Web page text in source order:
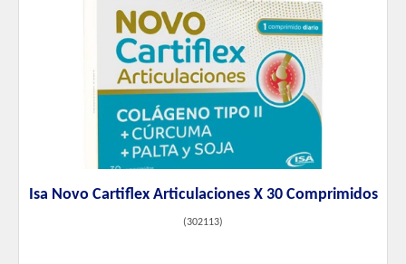
Isa Novo Cartiflex Articulaciones X 30 Comprimidos
(302113)